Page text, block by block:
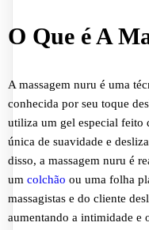
O Que é A
A massagem nuru é uma
conhecida por seu toque
utiliza um gel especial feito
única de suavidade e
disso, a massagem nuru é
um colchão ou uma folha
massagistas e do cliente
aumentando a intimidade e